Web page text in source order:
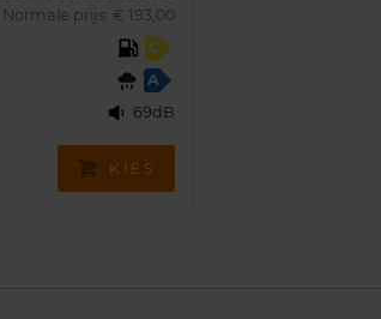
Normale prijs: € 193,00
C
A
69dB
KIES